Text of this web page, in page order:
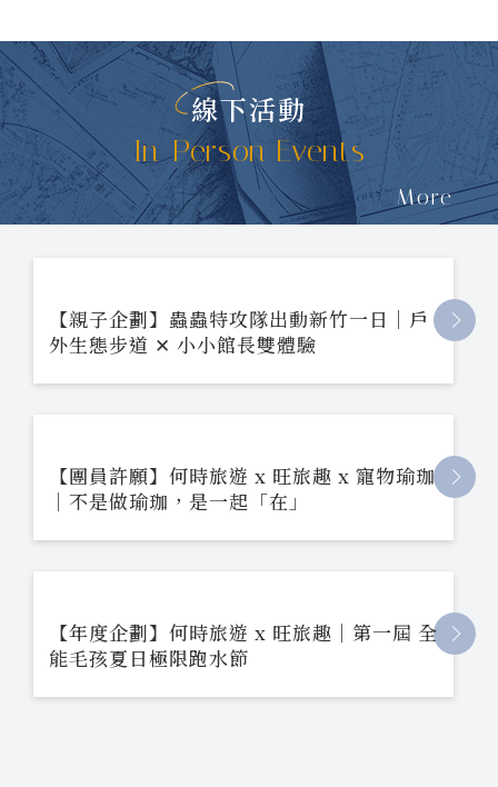
線下活動
In-Person Events
More
【親子企劃】蟲蟲特攻隊出動新竹一日｜戶
外生態步道 ✕ 小小館長雙體驗
【團員許願】何時旅遊 x 旺旅趣 x 寵物瑜珈
｜不是做瑜珈，是一起「在」
【年度企劃】何時旅遊 x 旺旅趣｜第一屆 全
能毛孩夏日極限跑水節